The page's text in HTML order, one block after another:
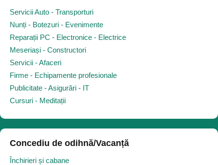
Servicii Auto - Transporturi
Nunți - Botezuri - Evenimente
Reparații PC - Electronice - Electrice
Meseriași - Constructori
Servicii - Afaceri
Firme - Echipamente profesionale
Publicitate - Asigurări - IT
Cursuri - Meditații
Concediu de odihnă/Vacanță
Închirieri și cabane